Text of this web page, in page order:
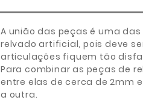
A união das peças é uma
relvado artificial, pois deve
articulações fiquem tão
Para combinar as peças de
entre elas de cerca de 2mm
a outra.